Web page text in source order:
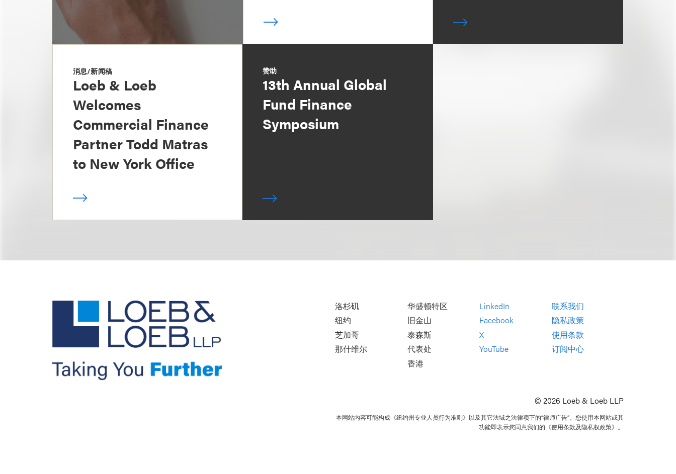
消息/新闻稿
Loeb & Loeb
Welcomes
Commercial Finance
Partner Todd Matras
to New York Office
赞助
13th Annual Global
Fund Finance
Symposium
洛杉矶
纽约
芝加哥
那什维尔
华盛顿特区
旧金山
泰森斯
代表处
香港
LinkedIn
Facebook
X
YouTube
联系我们
隐私政策
使用条款
订阅中心
© 2026 Loeb & Loeb LLP
本网站内容可能构成《纽约州专业人员行为准则》以及其它法域之法律项下的“律师广告”。您使用本网站或其
功能即表示您同意我们的《使用条款及隐私权政策》。